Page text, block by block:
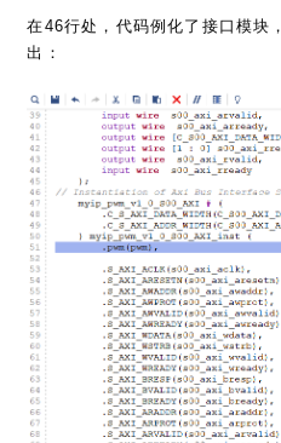
在46行处，代码例化了接口模块
出：